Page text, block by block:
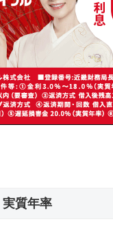
実質年率